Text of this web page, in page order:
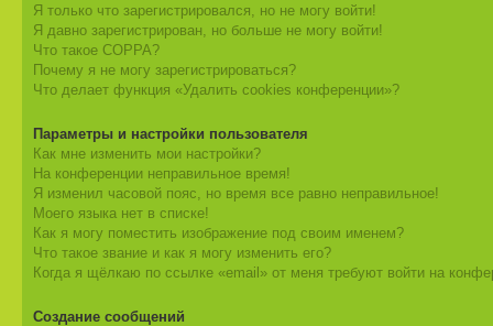
Я только что зарегистрировался, но не могу войти!
Я давно зарегистрирован, но больше не могу войти!
Что такое COPPA?
Почему я не могу зарегистрироваться?
Что делает функция «Удалить cookies конференции»?
Параметры и настройки пользователя
Как мне изменить мои настройки?
На конференции неправильное время!
Я изменил часовой пояс, но время все равно неправильное!
Моего языка нет в списке!
Как я могу поместить изображение под своим именем?
Что такое звание и как я могу изменить его?
Когда я щёлкаю по ссылке «email» от меня требуют войти на
Создание сообщений